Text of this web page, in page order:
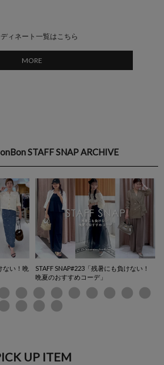
ィネート一覧はこちら
MORE
STAFF SNAP ARCHIVE
ない！晩
STAFF SNAP#223「残暑にも負けない！
晩夏のおすすめコーデ」
UP ITEM